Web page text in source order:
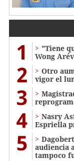
1
"Tiene
Wong
2
Otro
vigor el
3
4
Nasry
Espriella
5
audiencia
tampoco